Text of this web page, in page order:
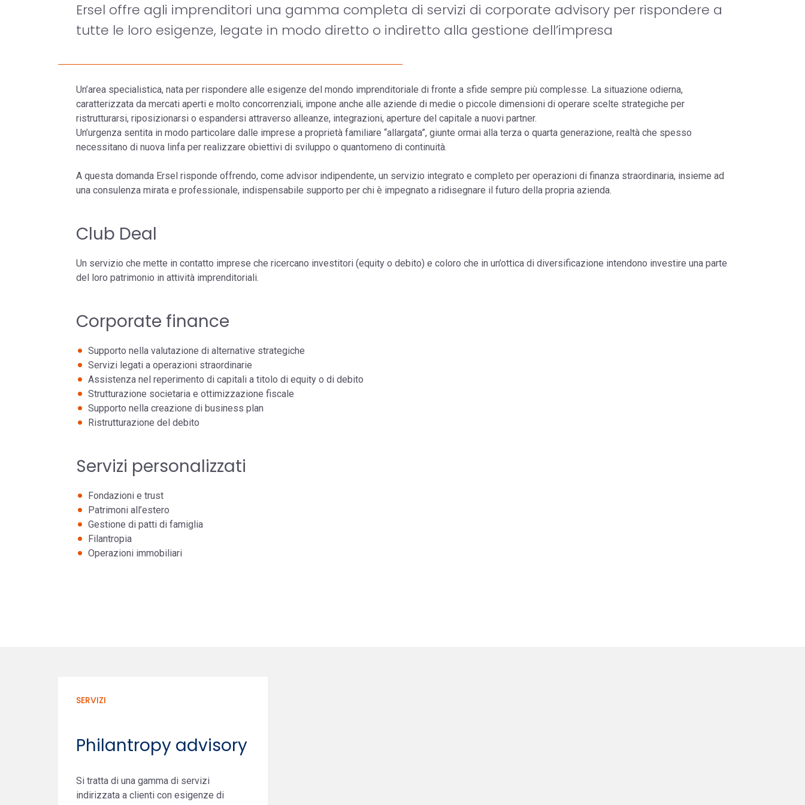
Ersel offre agli imprenditori una gamma completa di servizi di corporate advisory per rispondere a
tutte le loro esigenze, legate in modo diretto o indiretto alla gestione dell’impresa
Un’area specialistica, nata per rispondere alle esigenze del mondo imprenditoriale di fronte a sfide sempre più complesse. La situazione odierna,
caratterizzata da mercati aperti e molto concorrenziali, impone anche alle aziende di medie o piccole dimensioni di operare scelte strategiche per
ristrutturarsi, riposizionarsi o espandersi attraverso alleanze, integrazioni, aperture del capitale a nuovi partner.
Un’urgenza sentita in modo particolare dalle imprese a proprietà familiare “allargata”, giunte ormai alla terza o quarta generazione, realtà che spesso
necessitano di nuova linfa per realizzare obiettivi di sviluppo o quantomeno di continuità.
A questa domanda Ersel risponde offrendo, come advisor indipendente, un servizio integrato e completo per operazioni di finanza straordinaria, insieme ad
una consulenza mirata e professionale, indispensabile supporto per chi è impegnato a ridisegnare il futuro della propria azienda.
Club Deal
Un servizio che mette in contatto imprese che ricercano investitori (equity o debito) e coloro che in un’ottica di diversificazione intendono investire una parte
del loro patrimonio in attività imprenditoriali.
Corporate finance
Supporto nella valutazione di alternative strategiche
Servizi legati a operazioni straordinarie
Assistenza nel reperimento di capitali a titolo di equity o di debito
Strutturazione societaria e ottimizzazione fiscale
Supporto nella creazione di business plan
Ristrutturazione del debito
Servizi personalizzati
Fondazioni e trust
Patrimoni all’estero
Gestione di patti di famiglia
Filantropia
Operazioni immobiliari
SERVIZI
Philantropy advisory
Si tratta di una gamma di servizi
indirizzata a clienti con esigenze di